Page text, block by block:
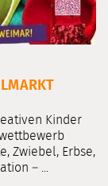
Kinder
Zwiebel, Erbse,
– ...